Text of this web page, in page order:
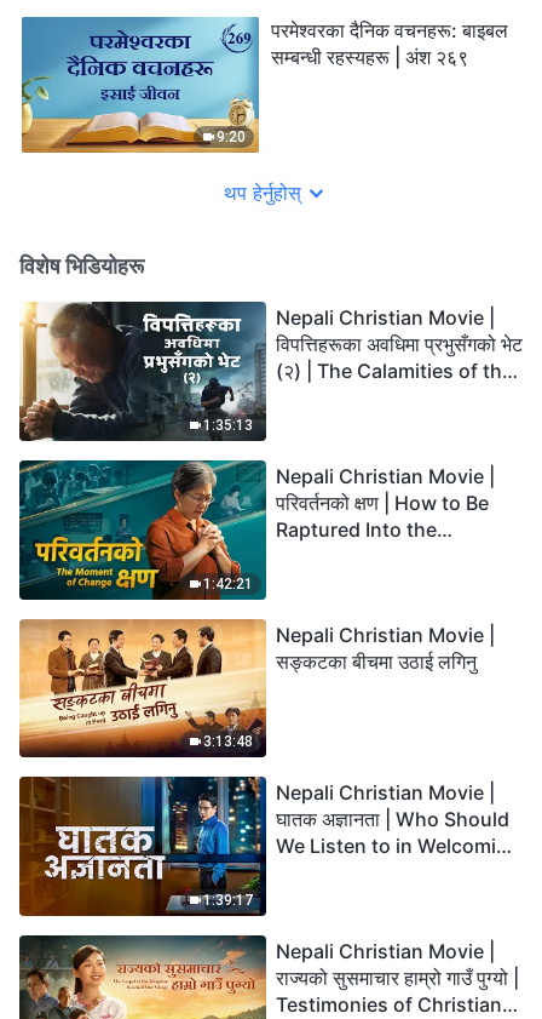
9:20
परमेश्‍वरका दैनिक वचनहरू: बाइबल
सम्‍बन्धी रहस्यहरू | अंश २६९
थप हेर्नुहोस्
विशेष भिडियोहरू
1:35:13
Nepali Christian Movie |
विपत्तिहरूका अवधिमा प्रभुसँगको भेट
(२) | The Calamities of the
1:42:21
Nepali Christian Movie |
परिवर्तनको क्षण | How to Be
Raptured Into the
3:13:48
Nepali Christian Movie |
सङ्कटका बीचमा उठाई लगिनु
1:39:17
Nepali Christian Movie |
घातक अज्ञानता | Who Should
We Listen to in Welcoming
Nepali Christian Movie |
राज्यको सुसमाचार हाम्रो गाउँ पुग्यो |
Testimonies of Christians